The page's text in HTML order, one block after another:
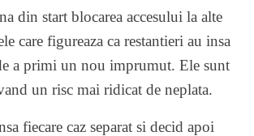
din start blocarea accesului la alte
care figureaza ca restantieri au insa
a primi un nou imprumut. Ele sunt
un risc mai ridicat de neplata.
fiecare caz separat si decid apoi